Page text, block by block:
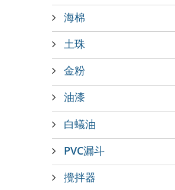
海棉
土珠
金粉
油漆
白蟻油
PVC漏斗
攪拌器